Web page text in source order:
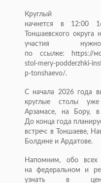
начнется в 12:00
Тоншаевского
участия нужно
по ссылке: https://
stol-mery-podderzhki-
p-tonshaevo/.
С начала 2026 года
круглые столы
Арзамасе, на Бору,
До конца года
встреч: в Тоншаеве,
Болдине и Ардатове.
Напомним, обо всех
на федеральном и
узнать в